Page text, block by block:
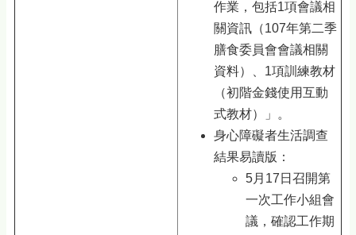
作業，包括1項會議相
關資訊（107年第二季
膳食委員會會議相關
資料）、1項訓練教材
（初階金錢使用互動
式教材）」。
身心障礙者生活調查
結果易讀版：
5月17日召開第
一次工作小組會
議，確認工作期